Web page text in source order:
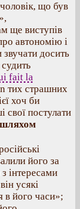
що був
ще виступів
автономію і
досить
fait la
тих страшних
хоч би
свої постулати
шляхом
його за
інтересами
усякі
в його часи»;